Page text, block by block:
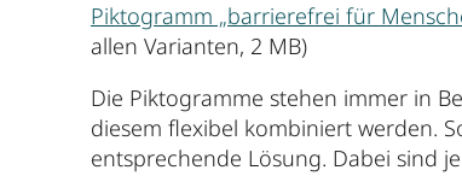
Piktogramm „barrierefrei für
allen Varianten, 2 MB)
Die Piktogramme stehen immer in
diesem flexibel kombiniert werden.
entsprechende Lösung. Dabei sind